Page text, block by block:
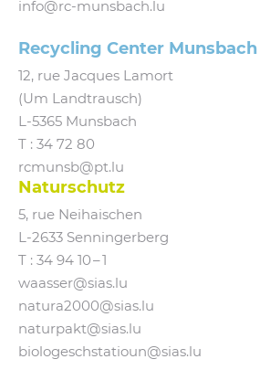
info@​rc-​munsbach.​lu
Recycling Center Munsbach
12, rue Jacques Lamort
(Um Landtrausch)
L‑5365 Munsbach
T : 34 72 80
rcmunsb@​pt.​lu
Naturschutz
5, rue Neihaischen
L‑2633 Senningerberg
T : 34 94 10 – 1
waasser@​sias.​lu
natura2000@​sias.​lu
naturpakt@​sias.​lu
biologeschstatioun@​sias.​lu